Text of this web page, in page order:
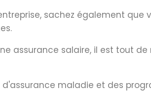
sachez également que
assurance salaire, il est tout
maladie et des